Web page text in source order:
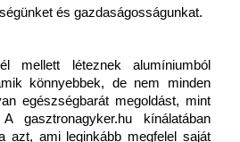
és gazdaságosságunkat.
mellett léteznek alumíniumból
könnyebbek, de nem minden
egészségbarát megoldást, mint
A
gasztronagyker.hu kínálatában
azt, ami leginkább megfelel saját